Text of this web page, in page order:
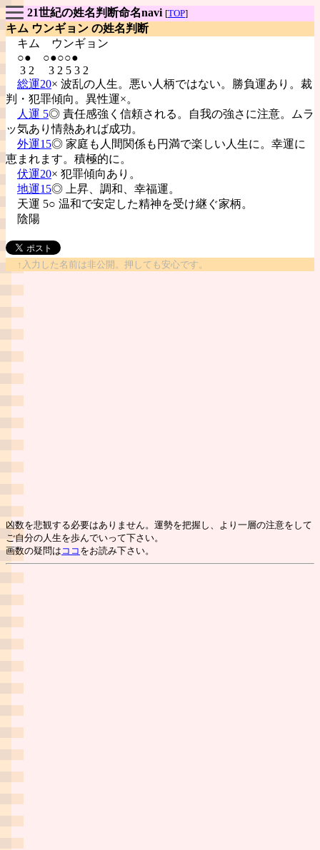
21世紀の姓名判断命名navi [TOP]
キム ウンギョン の姓名判断
キム
ウンギョン
○● ○●○○●
3 2 3 2 5 3 2
総運20× 波乱の人生。悪い人柄ではない。勝負運あり。裁
判・犯罪傾向。異性運×。
人運 5◎ 責任感強く信頼される。自我の強さに注意。ムラ
ッ気あり情熱あれば成功。
外運15◎ 家庭も人間関係も円満で楽しい人生に。幸運に
恵まれます。積極的に。
伏運20× 犯罪傾向あり。
地運15◎ 上昇、調和、幸福運。
天運 5○ 温和で安定した精神を受け継ぐ家柄。
陰陽
↑入力した名前は非公開。押しても安心です。
凶数を悲観する必要はありません。運勢を把握し、より一層の注意をして
ご自分の人生を歩んでいって下さい。
画数の疑問は ココ をお読み下さい。